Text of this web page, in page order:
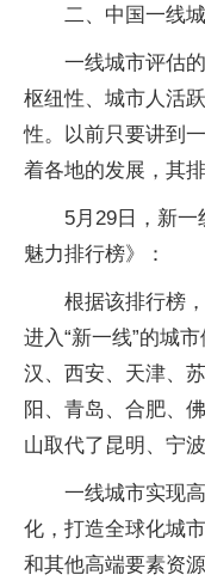
二、中国一线
一线城市评估
枢纽性、城市人活
性。以前只要讲到
着各地的发展，其
5月29日，新
魅力排行榜》：
根据该排行榜
进入“新一线”的城
汉、西安、天津、
阳、青岛、合肥、
山取代了昆明、宁
一线城市实现
化，打造全球化城
和其他高端要素资